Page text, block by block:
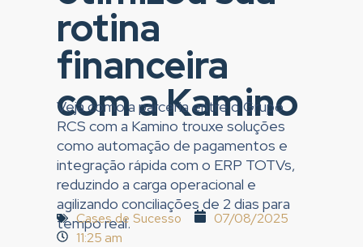
rotina
financeira
com a Kamino
Veja como a parceria entre o Grupo
RCS com a Kamino trouxe soluções
como automação de pagamentos e
integração rápida com o ERP TOTVs,
reduzindo a carga operacional e
agilizando conciliações de 2 dias para
tempo real.
Cases de Sucesso
07/08/2025
11:25 am